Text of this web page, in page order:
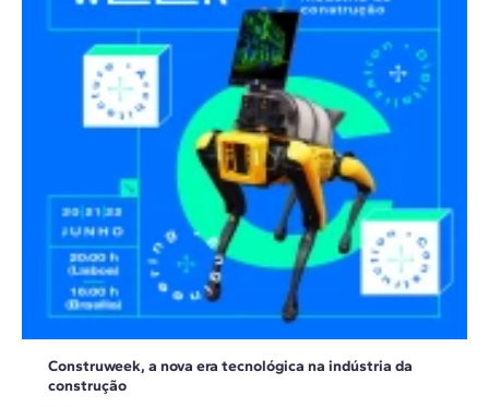
Construweek, a nova era tecnológica na indústria da
construção